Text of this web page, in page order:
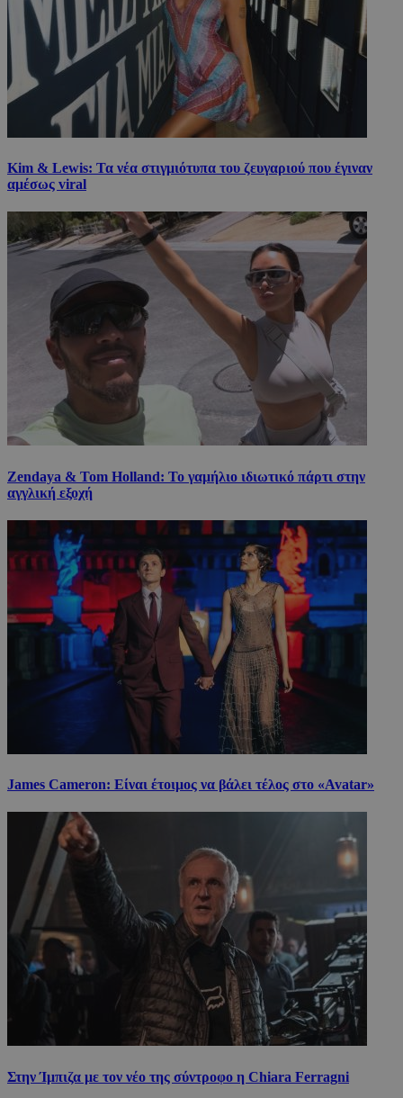
Kim & Lewis: Τα νέα στιγμιότυπα του ζευγαριού που έγιναν
αμέσως viral
Zendaya & Tom Holland: Το γαμήλιο ιδιωτικό πάρτι στην
αγγλική εξοχή
James Cameron: Είναι έτοιμος να βάλει τέλος στο «Avatar»
Στην Ίμπιζα με τον νέο της σύντροφο η Chiara Ferragni